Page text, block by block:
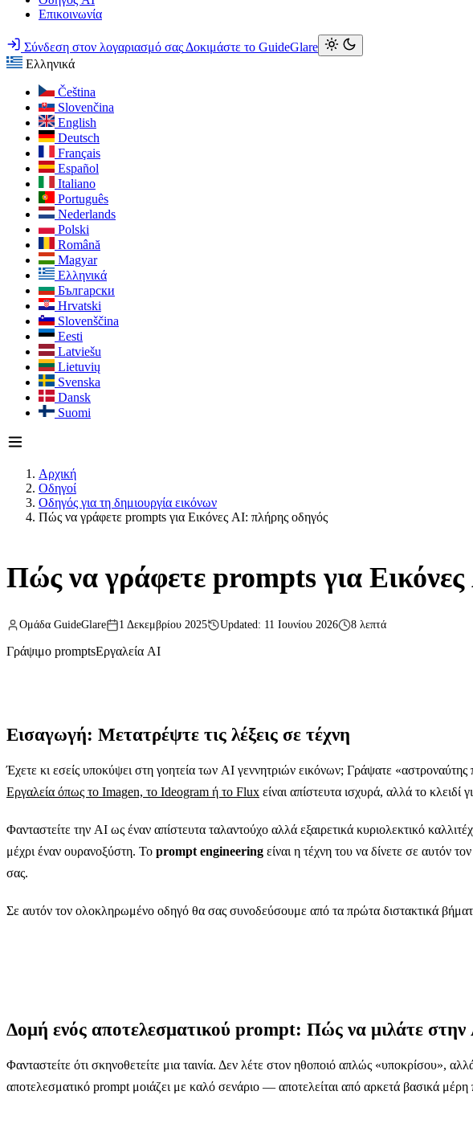
Επικοινωνία
Σύνδεση στον λογαριασμό σαςΔοκιμάστε το GuideGlare
Ελληνικά
Čeština
Slovenčina
English
Deutsch
Français
Español
Italiano
Português
Nederlands
Polski
Română
Magyar
Ελληνικά
Български
Hrvatski
Slovenščina
Eesti
Latviešu
Lietuvių
Svenska
Dansk
Suomi
Αρχική
Οδηγοί
Οδηγός για τη δημιουργία εικόνων
Πώς να γράφετε prompts για Εικόνες AI: πλήρης οδηγός
Πώς να γράφετε prompts για
Ομάδα GuideGlare 1 Δεκεμβρίου 2025 Updated: 11 Ιουνίου 2026 8 λεπτά
Γράψιμο promptsΕργαλεία AI
Εισαγωγή: Μετατρέψτε τις λέξεις σε τέχνη
Έχετε κι εσείς υποκύψει στη γοητεία των AI γεννητριών εικόνων; Γράψατε
Εργαλεία όπως το Imagen, το Ideogram ή το Flux είναι απίστευτα ισχυρά, αλλά το
Φανταστείτε την AI ως έναν απίστευτα ταλαντούχο αλλά εξαιρετικά κυριολεκτικό
μέχρι έναν ουρανοξύστη. Το prompt engineering είναι η τέχνη του να δίνετε σε αυτόν
σας.
Σε αυτόν τον ολοκληρωμένο οδηγό θα σας συνοδεύσουμε από τα πρώτα διστακτικά
Δομή ενός αποτελεσματικού prompt: Πώς να μιλάτε
Φανταστείτε ότι σκηνοθετείτε μια ταινία. Δεν λέτε στον ηθοποιό απλώς «υποκρίσου»,
αποτελεσματικό prompt μοιάζει με καλό σενάριο — αποτελείται από αρκετά βασικά